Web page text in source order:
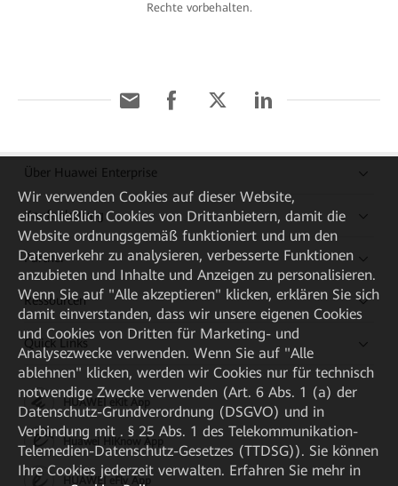
Rechte vorbehalten.
Über Huawei Enterprise
Kaufanleitung
Partner
Ressourcen
Quick Links
HUAWEI eKit App
Huawei HiKnow App
HUAWEI eFly App
Wir verwenden Cookies auf dieser Website,
einschließlich Cookies von Drittanbietern, damit die
Website ordnungsgemäß funktioniert und um den
Datenverkehr zu analysieren, verbesserte Funktionen
anzubieten und Inhalte und Anzeigen zu personalisieren.
Wenn Sie auf "Alle akzeptieren" klicken, erklären Sie sich
damit einverstanden, dass wir unsere eigenen Cookies
und Cookies von Dritten für Marketing- und
Analysezwecke verwenden. Wenn Sie auf "Alle
ablehnen" klicken, werden wir Cookies nur für technisch
notwendige Zwecke verwenden (Art. 6 Abs. 1 (a) der
Datenschutz-Grundverordnung (DSGVO) und in
Verbindung mit . § 25 Abs. 1 des Telekommunikation-
Telemedien-Datenschutz-Gesetzes (TTDSG)). Sie können
Ihre Cookies jederzeit verwalten. Erfahren Sie mehr in